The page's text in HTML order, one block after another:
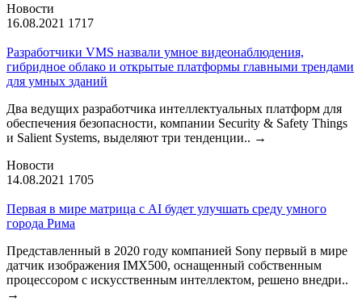
Новости
16.08.2021 1717
Разработчики VMS назвали умное видеонаблюдения,
гибридное облако и открытые платформы главными трендами
для умных зданий
Два ведущих разработчика интеллектуальных платформ для
обеспечения безопасности, компании Security & Safety Things
и Salient Systems, выделяют три тенденции.. →
Новости
14.08.2021 1705
Первая в мире матрица с AI будет улучшать среду умного
города Рима
Представленный в 2020 году компанией Sony первый в мире
датчик изображения IMX500, оснащенный собственным
процессором с искусственным интеллектом, решено внедри..
→